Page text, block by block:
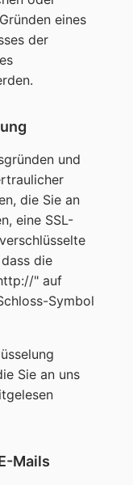
eines
der
und
die Sie an
eine SSL-
die
" auf
Symbol
Sie an uns
Mails